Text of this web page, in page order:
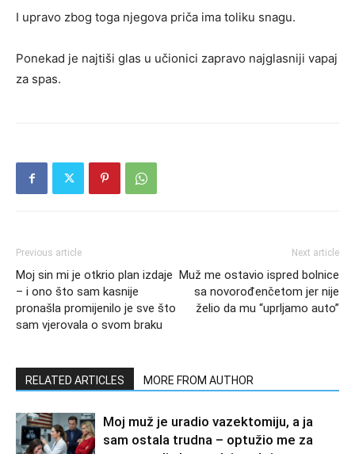
I upravo zbog toga njegova priča ima toliku snagu.
Ponekad je najtiši glas u učionici zapravo najglasniji vapaj
za spas.
Previous article
Moj sin mi je otkrio plan izdaje
– i ono što sam kasnije
pronašla promijenilo je sve što
sam vjerovala o svom braku
Next article
Muž me ostavio ispred bolnice
sa novorođenčetom jer nije
želio da mu “uprljamo auto”
RELATED ARTICLES MORE FROM AUTHOR
Moj muž je uradio vazektomiju, a ja
sam ostala trudna – optužio me za